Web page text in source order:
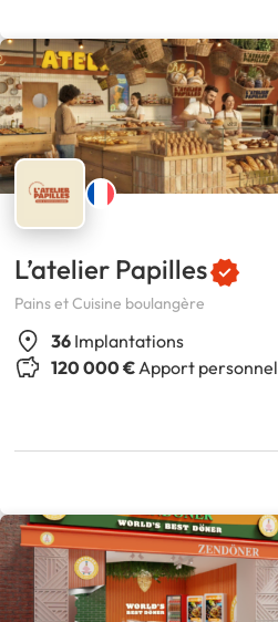
L’atelier Papilles
Pains et Cuisine boulangère
36 Implantations
120 000 € Apport personnel